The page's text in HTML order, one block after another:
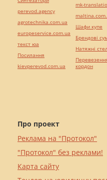
Про проект
Реклама на "Протокол"
"Протокол" без реклами!
Карта сайту
perevod.agency
agrotechnika.com.ua
europeservice.com.ua
текст юа
Посилання
kievperevod.com.ua
mk-
Шафи купе
Брендові
Натяжні
кордон